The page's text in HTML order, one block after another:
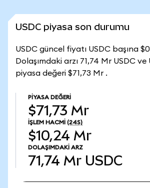
USDC piyasa son durumu
USDC güncel fiyatı USDC başına
Dolaşımdaki arzı 71,74 Mr USDC
piyasa değeri $71,73 Mr .
PIYASA DEĞERI
$71,73 Mr
İŞLEM HACMI (24S)
$10,24 Mr
DOLAŞIMDAKI ARZ
71,74 Mr USDC